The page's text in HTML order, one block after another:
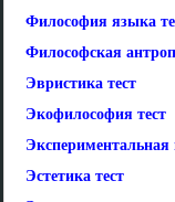
Философия языка
Философская
Эвристика тест
Экофилософия тест
Экспериментальная
Эстетика тест